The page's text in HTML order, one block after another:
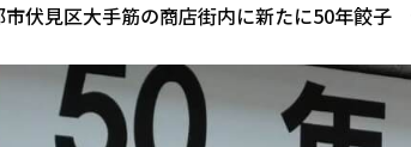
市伏見区大手筋の商店街内に新たに50年餃